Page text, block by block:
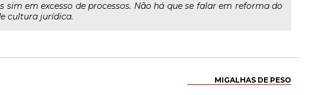
sim em excesso de processos. Não há que se falar em reforma do
cultura jurídica.
MIGALHAS DE PESO